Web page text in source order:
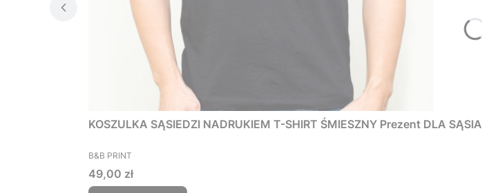
KOSZULKA SĄSIEDZI NADRUKIEM T-SHIRT ŚMIESZNY Prezent DLA
PRODUCENT
B&B PRINT
Cena
49,00 zł